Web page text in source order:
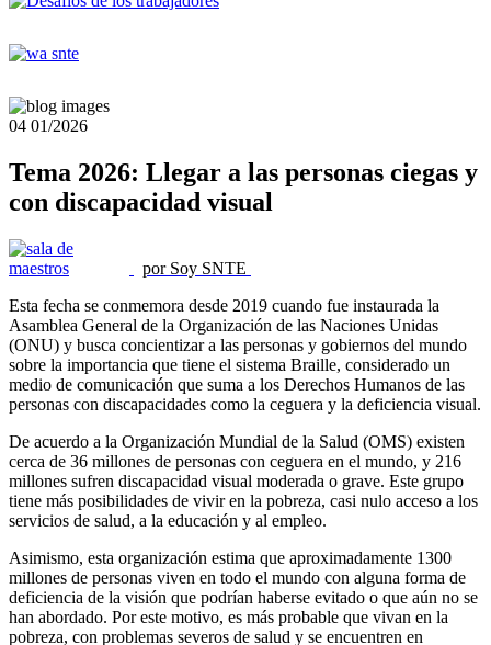
04 01/2026
Tema 2026: Llegar a las personas ciegas y
con discapacidad visual
por Soy SNTE
Esta fecha se conmemora desde 2019 cuando fue instaurada la
Asamblea General de la Organización de las Naciones Unidas
(ONU) y busca concientizar a las personas y gobiernos del mundo
sobre la importancia que tiene el sistema Braille, considerado un
medio de comunicación que suma a los Derechos Humanos de las
personas con discapacidades como la ceguera y la deficiencia visual.
De acuerdo a la Organización Mundial de la Salud (OMS) existen
cerca de 36 millones de personas con ceguera en el mundo, y 216
millones sufren discapacidad visual moderada o grave. Este grupo
tiene más posibilidades de vivir en la pobreza, casi nulo acceso a los
servicios de salud, a la educación y al empleo.
Asimismo, esta organización estima que aproximadamente 1300
millones de personas viven en todo el mundo con alguna forma de
deficiencia de la visión que podrían haberse evitado o que aún no se
han abordado. Por este motivo, es más probable que vivan en la
pobreza, con problemas severos de salud y se encuentren en